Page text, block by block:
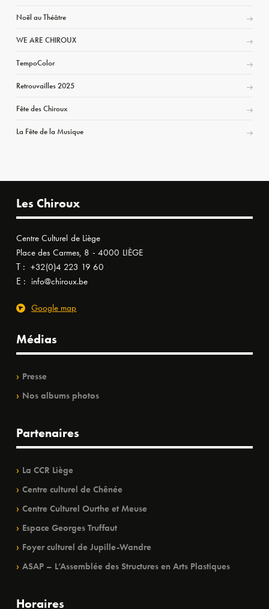
Noël au Théâtre
WE ARE CHIROUX
TempoColor
Retrouvailles 2025
Fête des Chiroux
La Fête de la Musique
Les Chiroux
Centre Culturel de Liège
Place des Carmes, 8 - 4000 LIÈGE
T : +32(0)4 223 19 60
E : info@chiroux.be
Google map
Médias
Presse
Nos albums photos
Partenaires
La CCR Liège
Centre culturel de Chênée
Centre Culturel Ourthe et Meuse
Espace Georges Truffaut
Foyer culturel de Jupille-Wandre
ASAP – L’Assemblée des Structures en Arts Plastiques
Horaires